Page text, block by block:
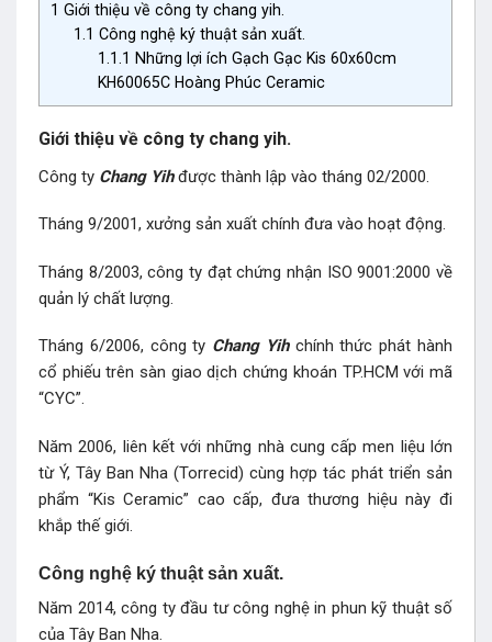
1 Giới thiệu về công ty chang yih.
1.1 Công nghệ ký thuật sản xuất.
1.1.1 Những lợi ích Gạch Gạc Kis 60x60cm
KH60065C Hoàng Phúc Ceramic
Giới thiệu về công ty chang yih.
Công ty Chang Yihđược thành lập vào tháng 02/2000.
Tháng 9/2001, xưởng sản xuất chính đưa vào hoạt động.
Tháng 8/2003, công ty đạt chứng nhận ISO 9001:2000 về
quản lý chất lượng.
Tháng 6/2006, công ty Chang Yih chính thức phát hành
cổ phiếu trên sàn giao dịch chứng khoán TP.HCM với mã
“CYC”.
Năm 2006, liên kết với những nhà cung cấp men liệu lớn
từ Ý, Tây Ban Nha (Torrecid) cùng hợp tác phát triển sản
phẩm “Kis Ceramic” cao cấp, đưa thương hiệu này đi
khắp thế giới.
Công nghệ ký thuật sản xuất.
Năm 2014, công ty đầu tư công nghệ in phun kỹ thuật số
của Tây Ban Nha.